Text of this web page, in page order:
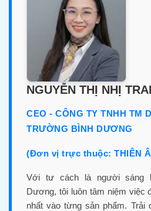
NGUYỄN THỊ NHỊ
CEO - CÔNG TY TNHH TM
TRƯỜNG BÌNH DƯƠNG
(Đơn vị trực thuộc: THIÊN
Với tư cách là người sáng
Dương, tôi luôn tâm niệm việc
nhất vào từng sản phẩm. Trải